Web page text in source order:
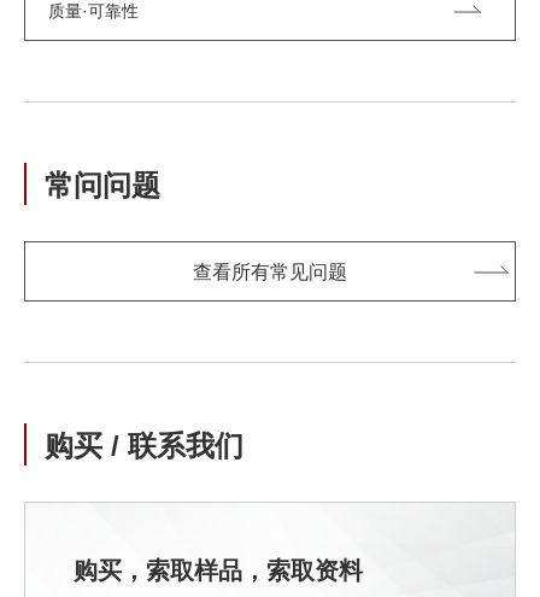
质量·可靠性
常问问题
查看所有常见问题
购买 / 联系我们
购买，索取样品，索取资料